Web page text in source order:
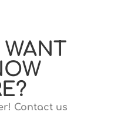
Contact us